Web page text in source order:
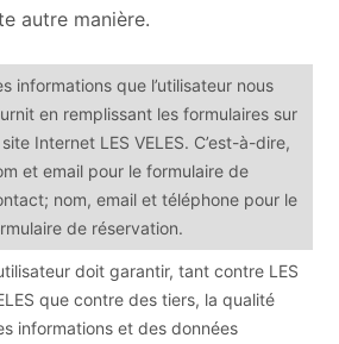
autre manière.
informations que l’utilisateur nous
en remplissant les formulaires sur
Internet LES VELES. C’est-à-dire,
et email pour le formulaire de
nom, email et téléphone pour le
de réservation.
doit garantir, tant contre LES
que contre des tiers, la qualité
informations et des données